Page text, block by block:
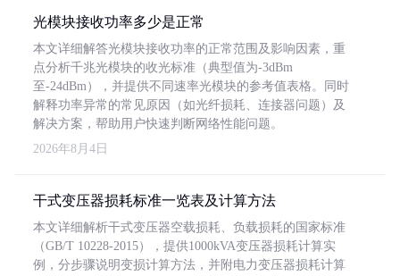
光模块接收功率多少是正常
本文详细解答光模块接收功率的正常范围及影响因素，重
点分析千兆光模块的收光标准（典型值为-3dBm
至-24dBm），并提供不同速率光模块的参考值表格。同时
解释功率异常的常见原因（如光纤损耗、连接器问题）及
解决方案，帮助用户快速判断网络性能问题。
2026年8月4日
干式变压器损耗标准一览表及计算方法
本文详细解析干式变压器空载损耗、负载损耗的国家标准
（GB/T 10228-2015），提供1000kVA变压器损耗计算实
例，分步骤说明变损计算方法，并附电力变压器损耗计算